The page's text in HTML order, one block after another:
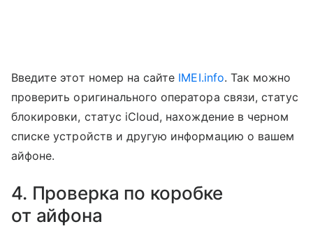
Введите этот номер на сайте IMEI.info. Так можно
проверить оригинального оператора связи, статус
блокировки, статус iCloud, нахождение в черном
списке устройств и другую информацию о вашем
айфоне.
4. Проверка по коробке
от айфона